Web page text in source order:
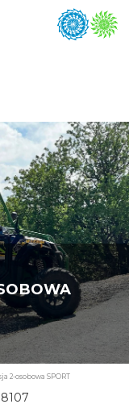
2-osobowa SPORT